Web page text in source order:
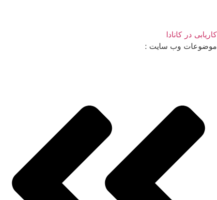
کاریابی در کانادا
موضوعات وب سایت :